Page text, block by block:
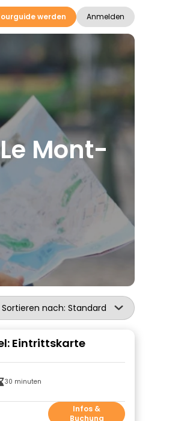
werden Anmelden
Mont-
Sortieren nach: Standard
Eintrittskarte
30 minuten
Infos &
Buchung